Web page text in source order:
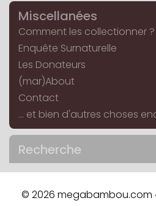
Miscellanées
Comment les collectionner ?
Enquête Surnaturelle
Les Donateurs
(mar)About
Contact
... et bien d'autres choses
Recherche
© 2026 megabambou.com